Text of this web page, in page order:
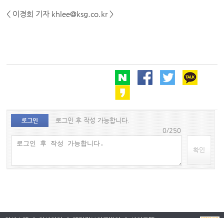
< 이경희 기자 khlee@ksg.co.kr >
로그인
로그인 후 작성 가능합니다.
0/250
확인